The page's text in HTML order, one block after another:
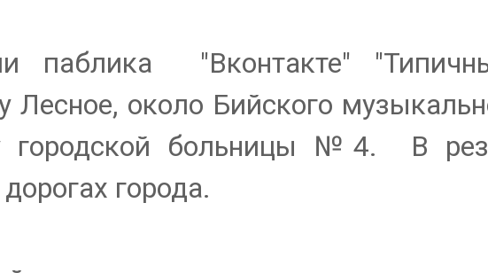
паблика "Вконтакте"
Лесное, около Бийского
городской больницы №4. В
города.